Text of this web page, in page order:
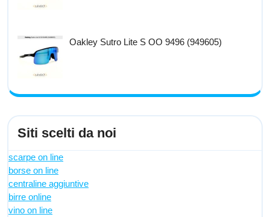
Oakley Sutro Lite S OO 9496 (949605)
Siti scelti da noi
scarpe on line
borse on line
centraline aggiuntive
birre online
vino on line